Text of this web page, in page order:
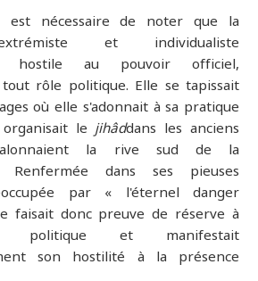
est nécessaire de noter que la
et individualiste
hostile au pouvoir officiel,
rôle politique. Elle se tapissait
où elle s'adonnait à sa pratique
lejihâddans les anciens
la rive sud de la
Renfermée dans ses pieuses
par « l'éternel danger
faisait donc preuve de réserve à
politique et manifestait
son hostilité à la présence